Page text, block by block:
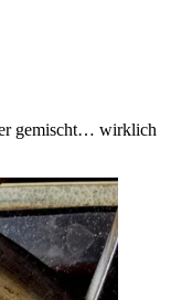
gemischt… wirklich